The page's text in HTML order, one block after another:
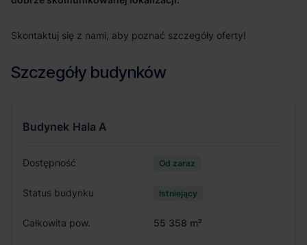
Skontaktuj się z nami, aby poznać szczegóły oferty!
Szczegóły budynków
Budynek Hala A
Dostępność Od zaraz
Status budynku Istniejący
Całkowita pow. 55 358 m²